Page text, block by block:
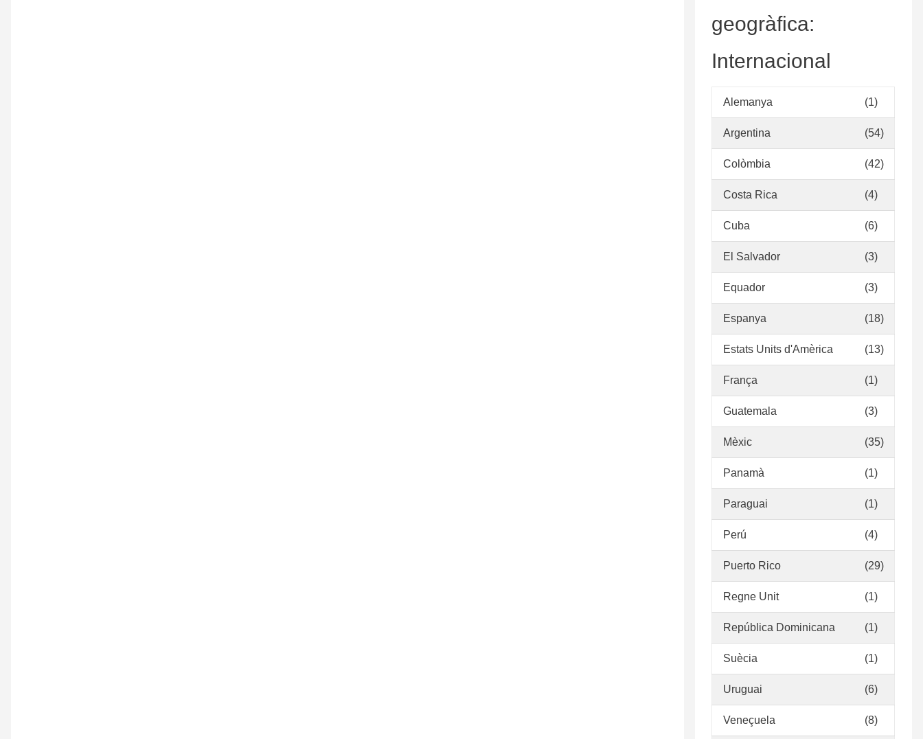
geogràfica:
Internacional
Alemanya (1)
Argentina (54)
Colòmbia (42)
Costa Rica (4)
Cuba (6)
El Salvador (3)
Equador (3)
Espanya (18)
Estats Units d'Amèrica (13)
França (1)
Guatemala (3)
Mèxic (35)
Panamà (1)
Paraguai (1)
Perú (4)
Puerto Rico (29)
Regne Unit (1)
República Dominicana (1)
Suècia (1)
Uruguai (6)
Veneçuela (8)